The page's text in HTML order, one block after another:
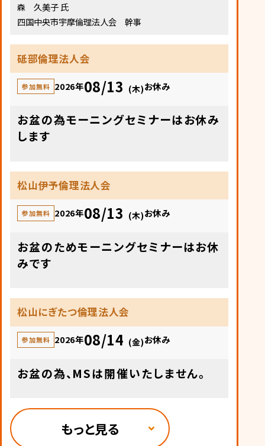
森 久美子 氏
四国中央市宇摩倫理法人会 幹事
砥部倫理法人会
参加無料 2026年08/13 (木)お休み
お盆の為モーニングセミナーはお休み
します
松山伊予倫理法人会
参加無料 2026年08/13 (木)お休み
お盆のためモーニングセミナーはお休
みです
松山にぎたつ倫理法人会
参加無料 2026年08/14 (金)お休み
お盆の為、MSは開催いたしません。
もっと見る